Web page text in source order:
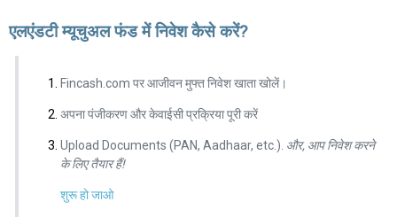
एलएंडटी म्यूचुअल फंड में निवेश कैसे करें?
Fincash.com पर आजीवन मुफ्त निवेश खाता खोलें।
अपना पंजीकरण और केवाईसी प्रक्रिया पूरी करें
Upload Documents (PAN, Aadhaar, etc.). और, आप निवेश करने
के लिए तैयार हैं!
शुरू हो जाओ